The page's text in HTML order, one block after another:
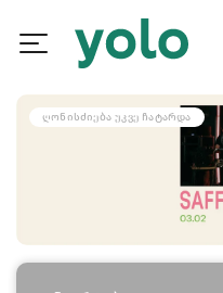
ᲦᲝᲜᲘᲡᲫᲘᲔᲑᲐ ᲣᲙᲕᲔ ᲩᲐᲢᲐᲠᲓᲐ